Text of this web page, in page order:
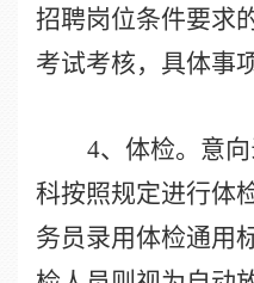
招聘岗位条件要求
考试考核，具体事
4、体检。意
科按照规定进行体
务员录用体检通用